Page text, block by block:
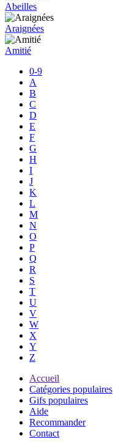
Abeilles
Araignées
Amitié
0-9
A
B
C
D
E
F
G
H
I
J
K
L
M
N
O
P
Q
R
S
T
U
V
W
X
Y
Z
Accueil
Catégories populaires
Gifs populaires
Aide
Recommander
Contact